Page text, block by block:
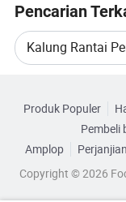
Factory Show
Keuntungan &
Pencarian
Kalung Rantai
Kalung
Perhiasan
Telusuri
Produk Populer
Pembeli
Amplop
Copyright © 2026